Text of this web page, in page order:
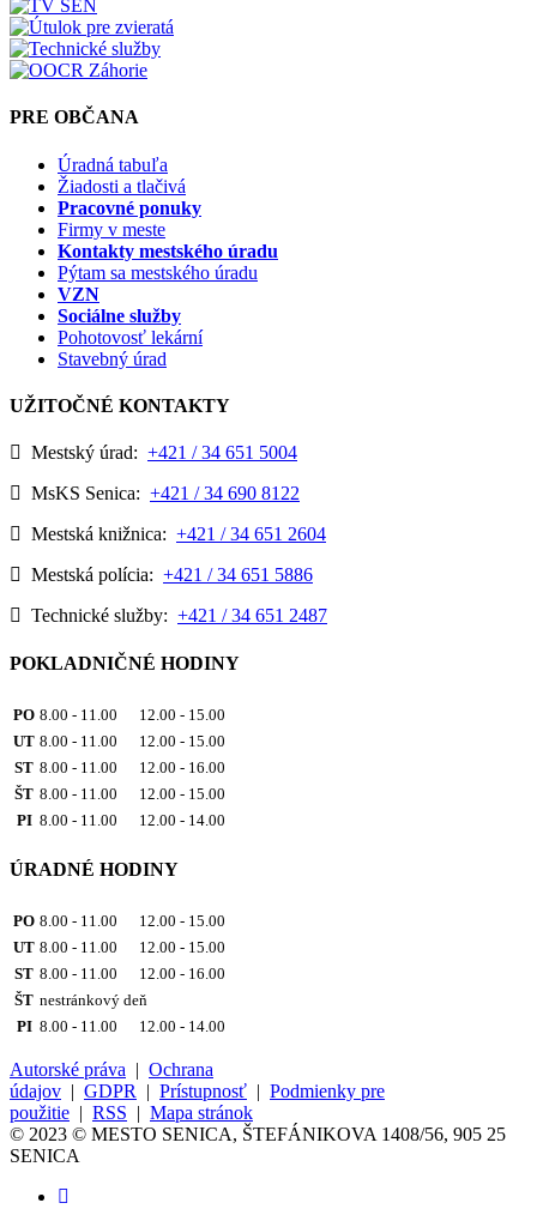
PRE OBČANA
Úradná tabuľa
Žiadosti a tlačivá
Pracovné ponuky
Firmy v meste
Kontakty mestského úradu
Pýtam sa mestského úradu
VZN
Sociálne služby
Pohotovosť lekární
Stavebný úrad
UŽITOČNÉ KONTAKTY
Mestský úrad: +421 / 34 651 5004
MsKS Senica: +421 / 34 690 8122
Mestská knižnica: +421 / 34 651 2604
Mestská polícia: +421 / 34 651 5886
Technické služby: +421 / 34 651 2487
POKLADNIČNÉ HODINY
PO 8.00 - 11.00 12.00 - 15.00
UT 8.00 - 11.00 12.00 - 15.00
ST 8.00 - 11.00 12.00 - 16.00
ŠT 8.00 - 11.00 12.00 - 15.00
PI 8.00 - 11.00 12.00 - 14.00
ÚRADNÉ HODINY
PO 8.00 - 11.00 12.00 - 15.00
UT 8.00 - 11.00 12.00 - 15.00
ST 8.00 - 11.00 12.00 - 16.00
ŠT nestránkový deň
PI 8.00 - 11.00 12.00 - 14.00
Autorské práva | Ochrana
údajov | GDPR | Prístupnosť | Podmienky pre
použitie | RSS | Mapa stránok
© 2023 © MESTO SENICA, ŠTEFÁNIKOVA 1408/56, 905 25
SENICA